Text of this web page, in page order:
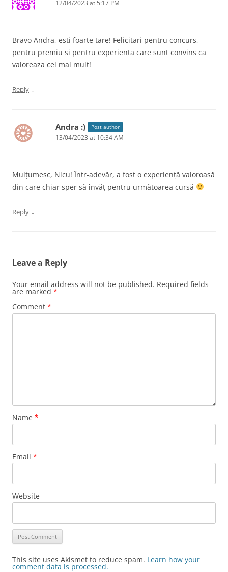
12/04/2023 at 5:17 PM
Bravo Andra, esti foarte tare! Felicitari pentru concurs,
pentru premiu si pentru experienta care sunt convins ca
valoreaza cel mai mult!
Reply ↓
Andra :) Post author
13/04/2023 at 10:34 AM
Mulțumesc, Nicu! Într-adevăr, a fost o experiență valoroasă
din care chiar sper să învăț pentru următoarea cursă
Reply ↓
Leave a Reply
Your email address will not be published. Required fields
are marked *
Comment *
Name *
Email *
Website
This site uses Akismet to reduce spam. Learn how your
comment data is processed.